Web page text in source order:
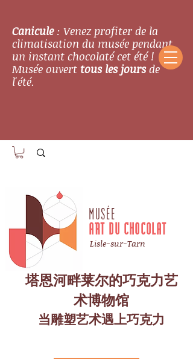
Canicule: Venez profiter de la
climatisation du musée pendant
un instant chocolaté cet été !
Musée ouverttous les joursde
l'été.
塔恩河畔莱尔的巧克力艺
术博物馆
当雕塑艺术遇上巧克力
Lisle-sur-Tarn
MUSÉE
ART DU CHOCOLAT